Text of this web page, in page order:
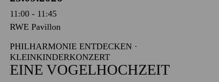
11:00 - 11:45
RWE Pavillon
PHILHARMONIE ENTDECKEN ·
KLEINKINDERKONZERT
EINE VOGELHOCHZEIT